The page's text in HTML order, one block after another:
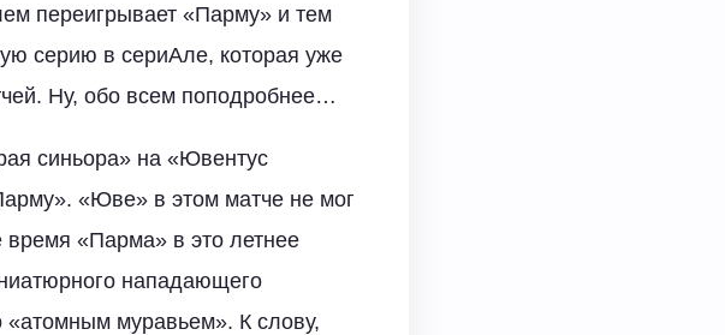
переигрывает «Парму» и тем
серию в сериАле, которая уже
Ну, обо всем поподробнее…
синьора» на «Ювентус
«Юве» в этом матче не мог
«Парма» в это летнее
нападающего
«атомным муравьем». К слову,